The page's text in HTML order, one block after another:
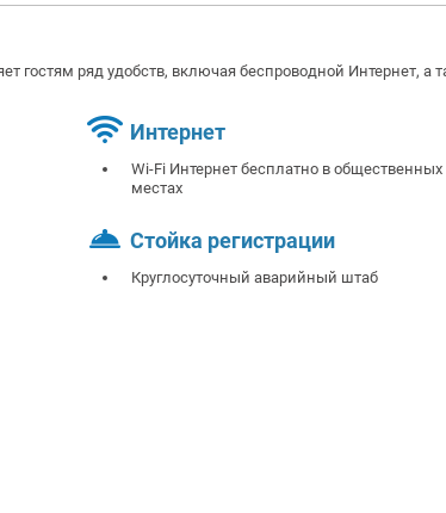
гостям ряд удобств, включая беспроводной Интернет, а
Интернет
Wi-Fi Интернет бесплатно в общественных
местах
Стойка регистрации
Круглосуточный аварийный штаб